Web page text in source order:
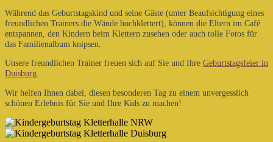
Während das Geburtstagskind und seine Gäste (unter Beaufsichtigung eines
freundlichen Trainers die Wände hochklettert), können die Eltern im Café
entspannen, den Kindern beim Klettern zusehen oder auch tolle Fotos für
das Familienalbum knipsen.
Unsere freundlichen Trainer freuen sich auf Sie und Ihre Geburtstagsfeier in
Duisburg.
Wir helfen Ihnen dabei, diesen besonderen Tag zu einem unvergesslich
schönen Erlebnis für Sie und Ihre Kids zu machen!